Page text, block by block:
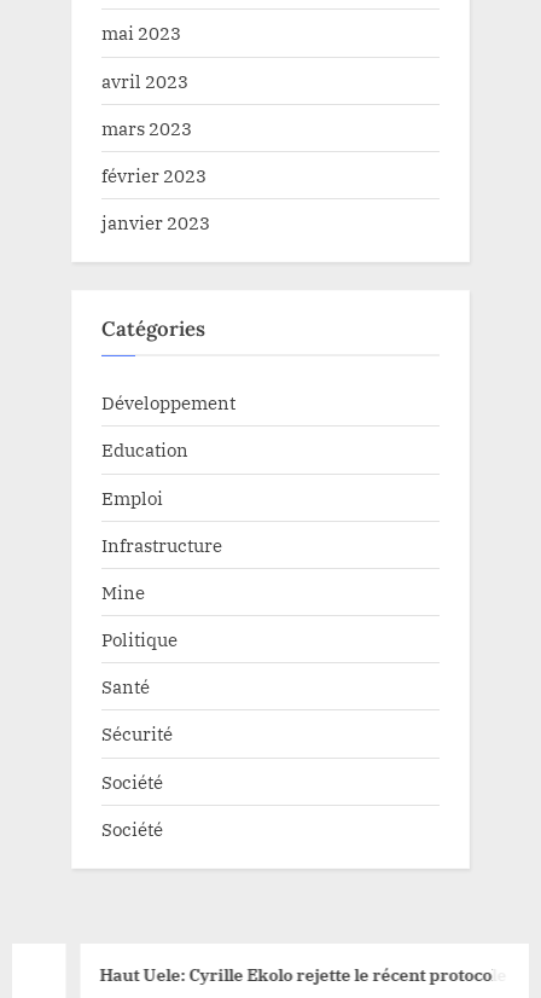
mai 2023
avril 2023
mars 2023
février 2023
janvier 2023
Catégories
Développement
Education
Emploi
Infrastructure
Mine
Politique
Santé
Sécurité
Société
Société
Haut Uele: Cyrille Ekolo rejette le récent protocole